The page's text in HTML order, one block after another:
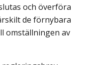
och över­föra
de förnybara
omställningen av